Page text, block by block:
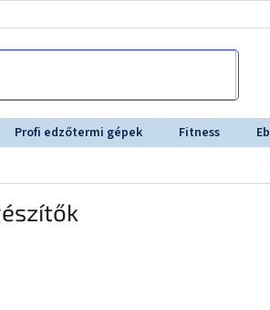
Profi edzőtermi gépek Fitness